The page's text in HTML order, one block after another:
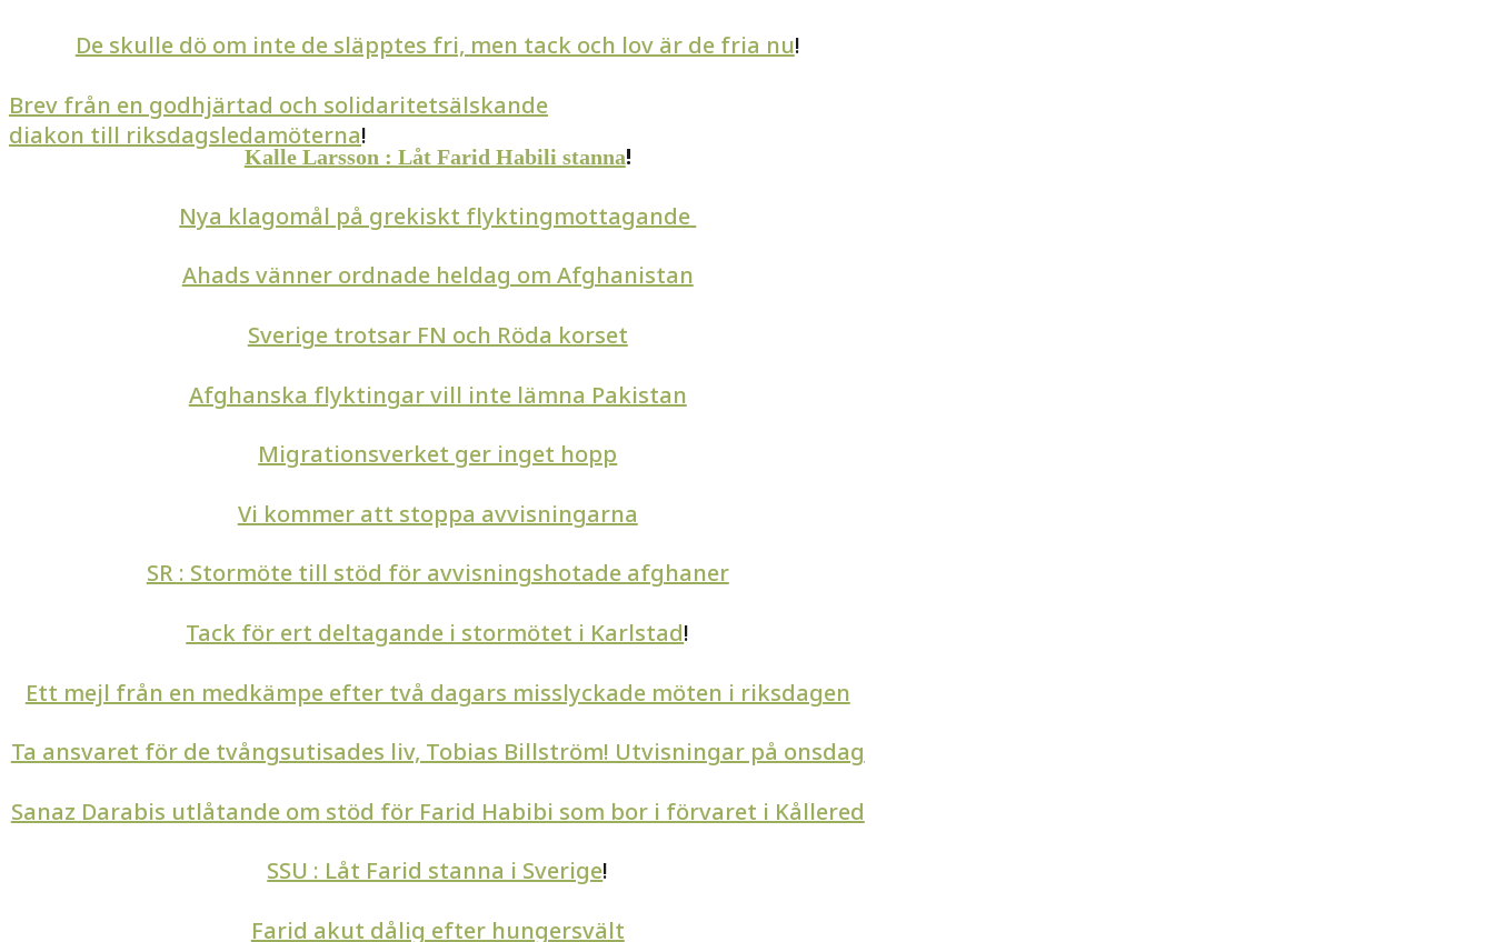
!
De skulle dö om inte de släpptes fri, men tack och lov är de fria nu
Brev från en godhjärtad och solidaritetsälskande
diakon till riksdagsledamöterna!
Kalle Larsson : Låt Farid Habili stanna!
Nya klagomål på grekiskt flyktingmottagande
Ahads vänner ordnade heldag om Afghanistan
Sverige trotsar FN och Röda korset
Afghanska flyktingar vill inte lämna Pakistan
Migrationsverket ger inget hopp
Vi kommer att stoppa avvisningarna
SR : Stormöte till stöd för avvisningshotade afghaner
Tack för ert deltagande i stormötet i Karlstad!
Ett mejl från en medkämpe efter två dagars misslyckade möten i riksdagen
Ta ansvaret för de tvångsutisades liv, Tobias Billström! Utvisningar på onsdag
Sanaz Darabis utlåtande om stöd för Farid Habibi som bor i förvaret i Kållered
SSU : Låt Farid stanna i Sverige!
Farid akut dålig efter hungersvält